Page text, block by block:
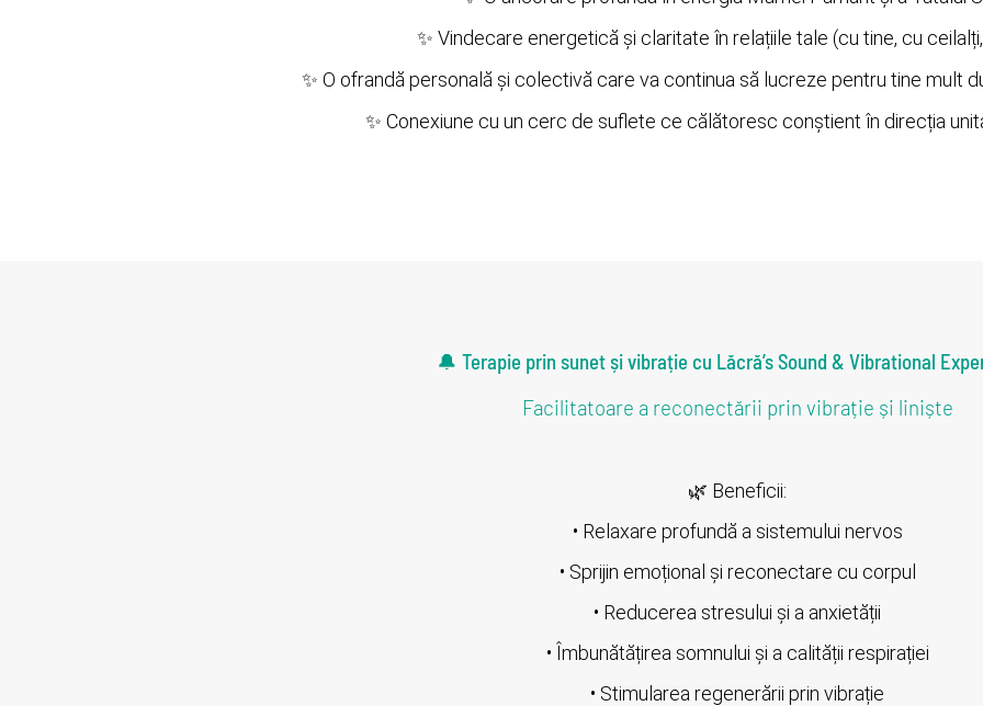
✨ Vindecare energetică și claritate în relațiile tale (cu tine, cu
✨ O ofrandă personală și colectivă care va continua să lucreze pentru tine mult
✨ Conexiune cu un cerc de suflete ce călătoresc conștient în direcția
🔔 Terapie prin sunet și vibrație cu Lăcră’s Sound & Vibrational
Facilitatoare a reconectării prin vibrație și liniște
🌿 Beneficii:
• Relaxare profundă a sistemului nervos
• Sprijin emoțional și reconectare cu corpul
• Reducerea stresului și a anxietății
• Îmbunătățirea somnului și a calității respirației
• Stimularea regenerării prin vibrație